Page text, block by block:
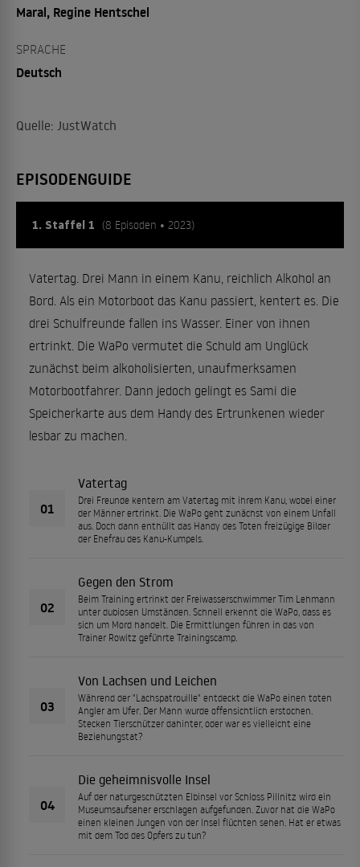
Maral, Regine Hentschel
SPRACHE
Deutsch
Quelle: JustWatch
EPISODENGUIDE
1. Staffel 1 (8 Episoden • 2023)
Vatertag. Drei Mann in einem Kanu, reichlich Alkohol an
Bord. Als ein Motorboot das Kanu passiert, kentert es. Die
drei Schulfreunde fallen ins Wasser. Einer von ihnen
ertrinkt. Die WaPo vermutet die Schuld am Unglück
zunächst beim alkoholisierten, unaufmerksamen
Motorbootfahrer. Dann jedoch gelingt es Sami die
Speicherkarte aus dem Handy des Ertrunkenen wieder
lesbar zu machen.
01
Vatertag
Drei Freunde kentern am Vatertag mit ihrem Kanu, wobei einer
der Männer ertrinkt. Die WaPo geht zunächst von einem Unfall
aus. Doch dann enthüllt das Handy des Toten freizügige Bilder
der Ehefrau des Kanu-Kumpels.
02
Gegen den Strom
Beim Training ertrinkt der Freiwasserschwimmer Tim Lehmann
unter dubiosen Umständen. Schnell erkennt die WaPo, dass es
sich um Mord handelt. Die Ermittlungen führen in das von
Trainer Rowitz geführte Trainingscamp.
03
Von Lachsen und Leichen
Während der "Lachspatrouille" entdeckt die WaPo einen toten
Angler am Ufer. Der Mann wurde offensichtlich erstochen.
Stecken Tierschützer dahinter, oder war es vielleicht eine
Beziehungstat?
04
Die geheimnisvolle Insel
Auf der naturgeschützten Elbinsel vor Schloss Pillnitz wird ein
Museumsaufseher erschlagen aufgefunden. Zuvor hat die WaPo
einen kleinen Jungen von der Insel flüchten sehen. Hat er etwas
mit dem Tod des Opfers zu tun?